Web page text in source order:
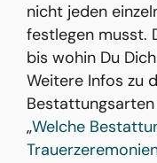
nicht jeden
festlegen musst.
bis wohin Du
Weitere Infos zu
„Welche